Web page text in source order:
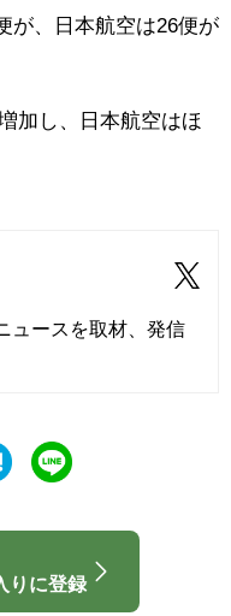
が、日本航空は26便が
加し、日本航空はほ
ュースを取材、発信
りに登録